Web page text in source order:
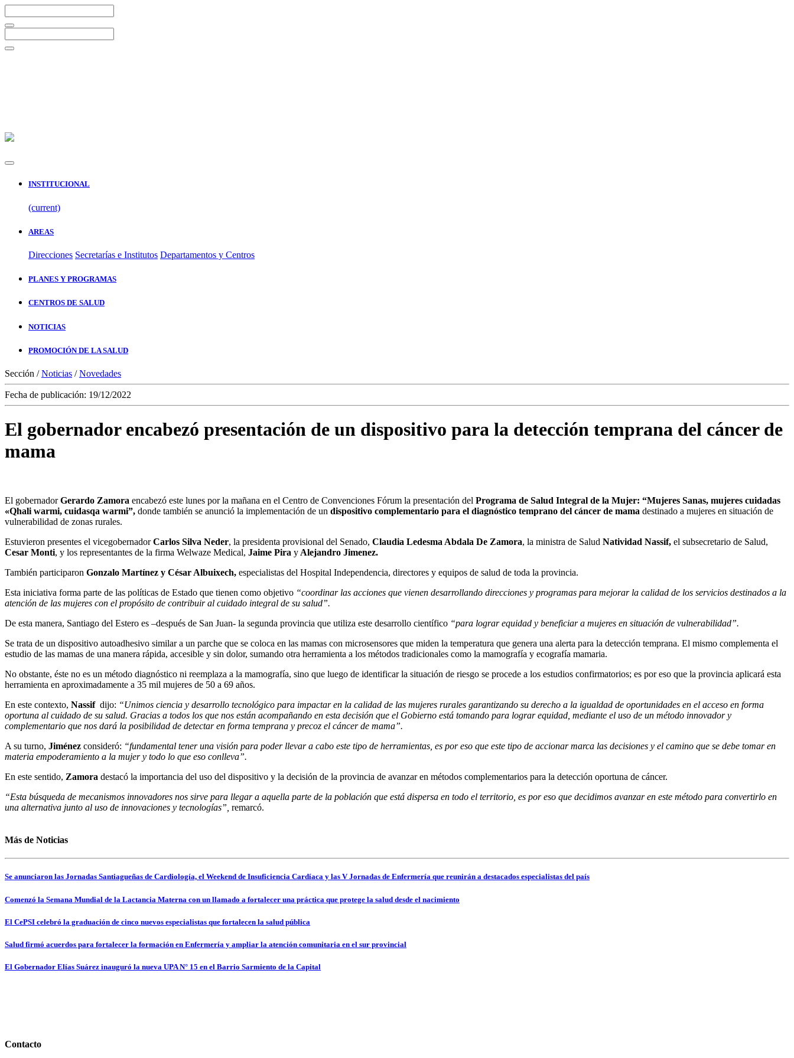
INSTITUCIONAL
(current)
AREAS
Direcciones Secretarías e Institutos Departamentos y Centros
PLANES Y PROGRAMAS
CENTROS DE SALUD
NOTICIAS
PROMOCIÓN DE LA SALUD
Sección /Noticias /Novedades
Fecha de publicación: 19/12/2022
El gobernador encabezó presentación de un dispositivo para la detección temprana del cáncer de
mama
El gobernadorGerardo Zamora encabezó este lunes por la mañana en el Centro de Convenciones Fórum la presentación del Programa de Salud Integral de la Mujer: “Mujeres Sanas, mujeres cuidadas
«Qhali warmi, cuidasqa warmi”, donde también se anunció la implementación de un dispositivo complementario para el diagnóstico temprano del cáncer de mama destinado a mujeres en situación de
vulnerabilidad de zonas rurales.
Estuvieron presentes el vicegobernadorCarlos Silva Neder, la presidenta provisional del Senado, Claudia Ledesma Abdala De Zamora, la ministra de Salud Natividad Nassif, el subsecretario de Salud,
Cesar Monti, y los representantes de la firma Welwaze Medical, Jaime Pira y Alejandro Jimenez.
También participaron Gonzalo Martínez y César Albuixech, especialistas del Hospital Independencia, directores y equipos de salud de toda la provincia.
Esta iniciativa forma parte de las políticas de Estado que tienen como objetivo “coordinar las acciones que vienen desarrollando direcciones y programas para mejorar la calidad de los servicios destinados a la
atención de las mujeres con el propósito de contribuir al cuidado integral de su salud”.
De esta manera, Santiago del Estero es –después de San Juan- la segunda provincia que utiliza este desarrollo científico “para lograr equidad y beneficiar a mujeres en situación de vulnerabilidad”.
Se trata de un dispositivo autoadhesivo similar a un parche que se coloca en las mamas con microsensores que miden la temperatura que genera una alerta para la detección temprana. El mismo complementa el
estudio de las mamas de una manera rápida, accesible y sin dolor, sumando otra herramienta a los métodos tradicionales como la mamografía y ecografía mamaria.
No obstante, éste no es un método diagnóstico ni reemplaza a la mamografía, sino que luego de identificar la situación de riesgo se procede a los estudios confirmatorios; es por eso que la provincia aplicará esta
herramienta en aproximadamente a 35 mil mujeres de 50 a 69 años.
En este contexto, Nassif dijo: “Unimos ciencia y desarrollo tecnológico para impactar en la calidad de las mujeres rurales garantizando su derecho a la igualdad de oportunidades en el acceso en forma
oportuna al cuidado de su salud. Gracias a todos los que nos están acompañando en esta decisión que el Gobierno está tomando para lograr equidad, mediante el uso de un método innovador y
complementario que nos dará la posibilidad de detectar en forma temprana y precoz el cáncer de mama”.
A su turno, Jiménez consideró: “fundamental tener una visión para poder llevar a cabo este tipo de herramientas, es por eso que este tipo de accionar marca las decisiones y el camino que se debe tomar en
materia empoderamiento a la mujer y todo lo que eso conlleva”.
En este sentido, Zamora destacó la importancia del uso del dispositivo y la decisión de la provincia de avanzar en métodos complementarios para la detección oportuna de cáncer.
“Esta búsqueda de mecanismos innovadores nos sirve para llegar a aquella parte de la población que está dispersa en todo el territorio, es por eso que decidimos avanzar en este método para convertirlo en
una alternativa junto al uso de innovaciones y tecnologías”, remarcó.
Más de Noticias
Se anunciaron las Jornadas Santiagueñas de Cardiología, el Weekend de Insuficiencia Cardíaca y las V Jornadas de Enfermería que reunirán a destacados especialistas del país
Comenzó la Semana Mundial de la Lactancia Materna con un llamado a fortalecer una práctica que protege la salud desde el nacimiento
El CePSI celebró la graduación de cinco nuevos especialistas que fortalecen la salud pública
Salud firmó acuerdos para fortalecer la formación en Enfermería y ampliar la atención comunitaria en el sur provincial
El Gobernador Elías Suárez inauguró la nueva UPA N° 15 en el Barrio Sarmiento de la Capital
Contacto